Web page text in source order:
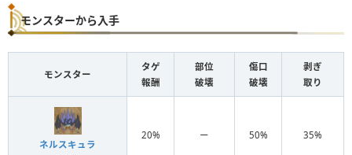
モンスターから入手
モンスター
タゲ
報酬
部位
破壊
傷口
破壊
剥ぎ
取り
ネルスキュラ
20% ー 50% 35%